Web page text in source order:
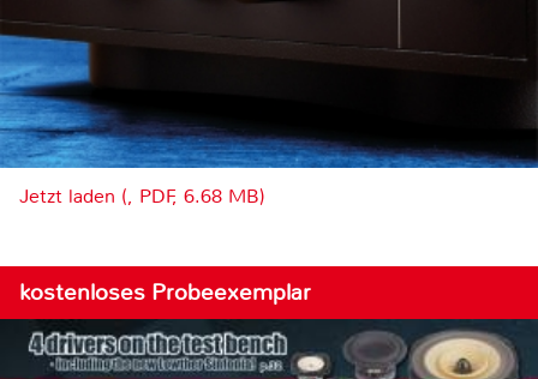
Jetzt laden (, PDF, 6.68 MB)
kostenloses Probeexemplar